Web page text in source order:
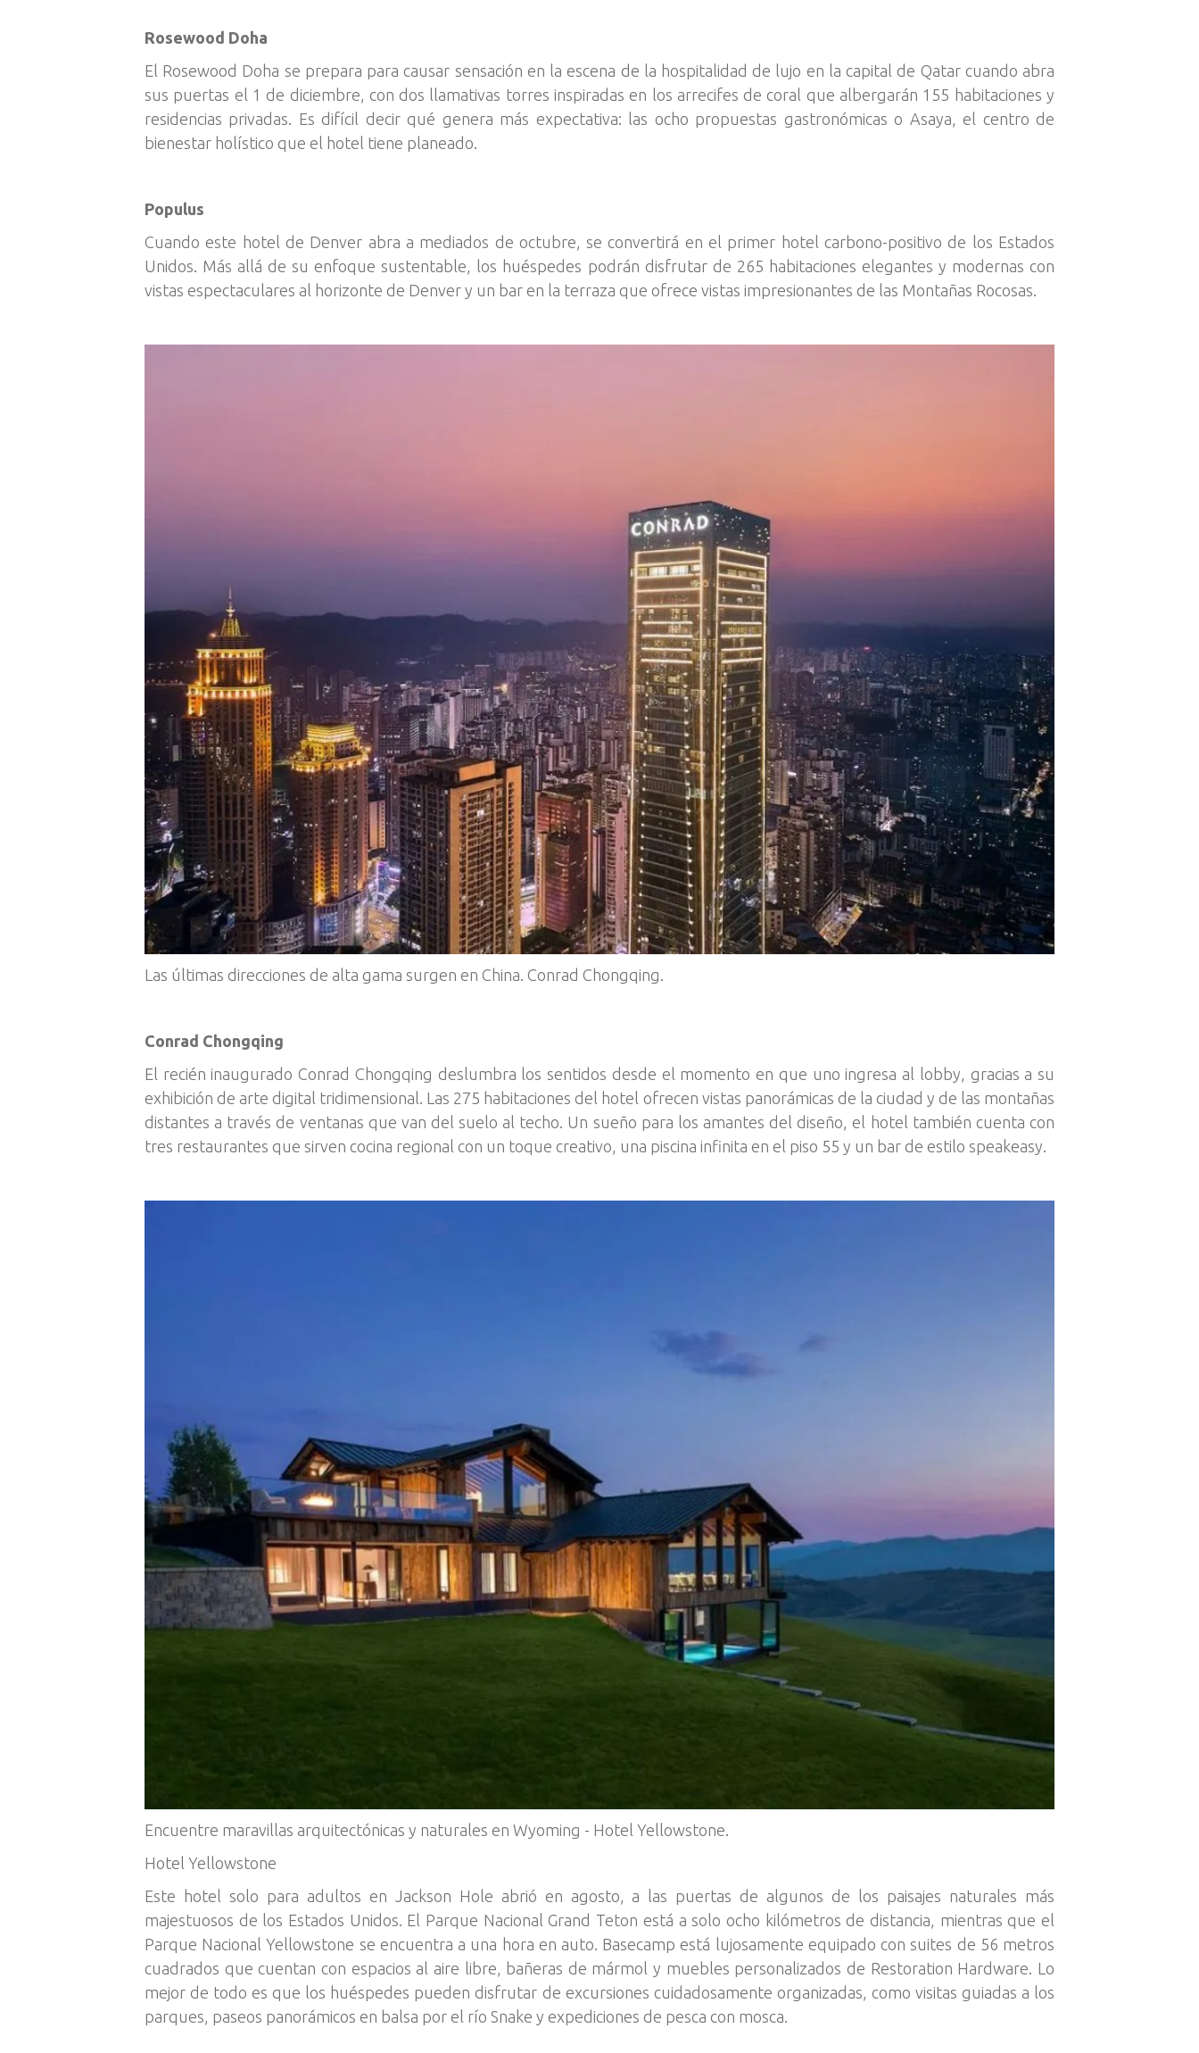
Rosewood Doha
El Rosewood Doha se prepara para causar sensación en la escena de la hospitalidad de lujo en la capital de Qatar cuando abra
sus puertas el 1 de diciembre, con dos llamativas torres inspiradas en los arrecifes de coral que albergarán 155 habitaciones y
residencias privadas. Es difícil decir qué genera más expectativa: las ocho propuestas gastronómicas o Asaya, el centro de
bienestar holístico que el hotel tiene planeado.
Populus
Cuando este hotel de Denver abra a mediados de octubre, se convertirá en el primer hotel carbono-positivo de los Estados
Unidos. Más allá de su enfoque sustentable, los huéspedes podrán disfrutar de 265 habitaciones elegantes y modernas con
vistas espectaculares al horizonte de Denver y un bar en la terraza que ofrece vistas impresionantes de las Montañas Rocosas.
Las últimas direcciones de alta gama surgen en China. Conrad Chongqing.
Conrad Chongqing
El recién inaugurado Conrad Chongqing deslumbra los sentidos desde el momento en que uno ingresa al lobby, gracias a su
exhibición de arte digital tridimensional. Las 275 habitaciones del hotel ofrecen vistas panorámicas de la ciudad y de las montañas
distantes a través de ventanas que van del suelo al techo. Un sueño para los amantes del diseño, el hotel también cuenta con
tres restaurantes que sirven cocina regional con un toque creativo, una piscina infinita en el piso 55 y un bar de estilo speakeasy.
Encuentre maravillas arquitectónicas y naturales en Wyoming - Hotel Yellowstone.
Hotel Yellowstone
Este hotel solo para adultos en Jackson Hole abrió en agosto, a las puertas de algunos de los paisajes naturales más
majestuosos de los Estados Unidos. El Parque Nacional Grand Teton está a solo ocho kilómetros de distancia, mientras que el
Parque Nacional Yellowstone se encuentra a una hora en auto. Basecamp está lujosamente equipado con suites de 56 metros
cuadrados que cuentan con espacios al aire libre, bañeras de mármol y muebles personalizados de Restoration Hardware. Lo
mejor de todo es que los huéspedes pueden disfrutar de excursiones cuidadosamente organizadas, como visitas guiadas a los
parques, paseos panorámicos en balsa por el río Snake y expediciones de pesca con mosca.